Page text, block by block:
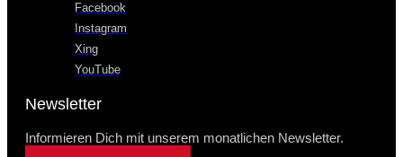
Facebook
Instagram
Xing
YouTube
Newsletter
Informieren Dich mit unserem monatlichen Newsletter.